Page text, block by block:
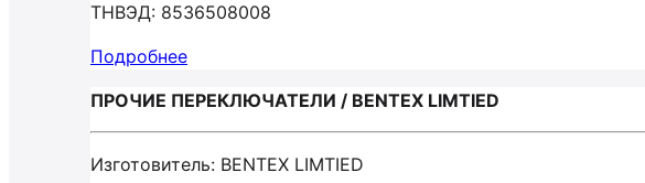
ТНВЭД: 8536508008
Подробнее
ПРОЧИЕ ПЕРЕКЛЮЧАТЕЛИ / BENTEX LIMTIED
Изготовитель: BENTEX LIMTIED